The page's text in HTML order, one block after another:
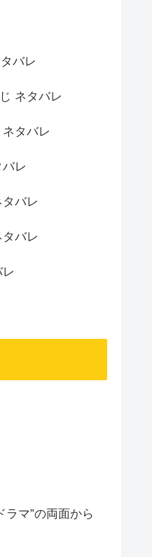
バレ
ネタバレ
タバレ
レ
バレ
バレ
ラマ”の両面から